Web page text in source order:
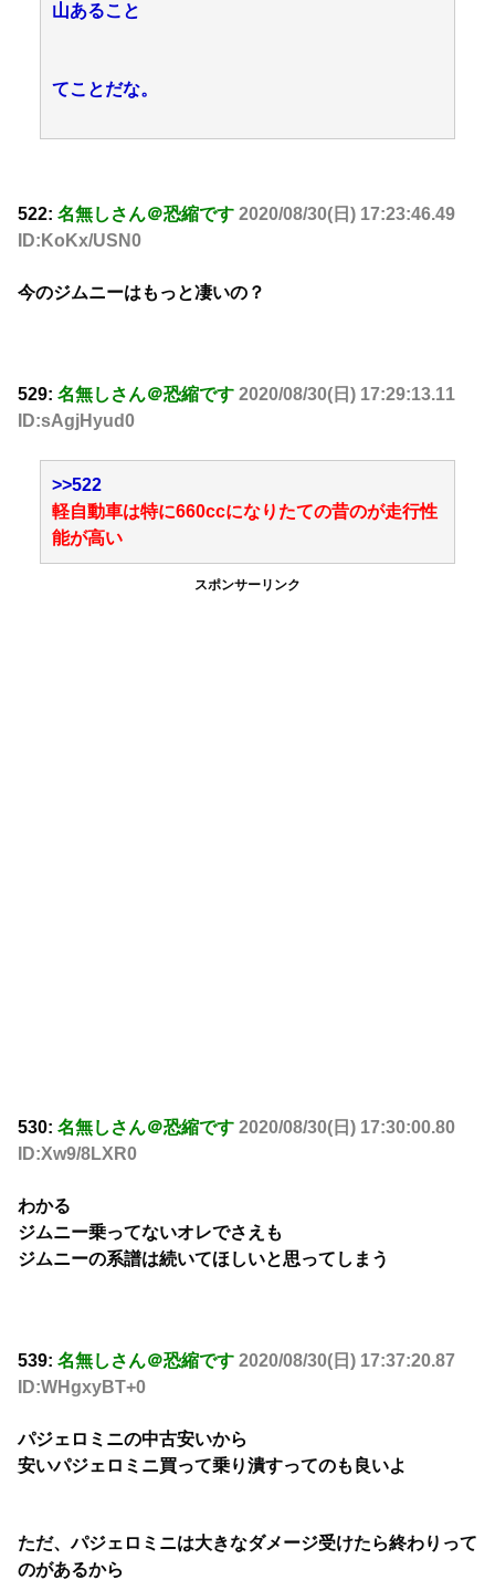
山あること
てことだな。
522: 名無しさん＠恐縮です 2020/08/30(日) 17:23:46.49
ID:KoKx/USN0
今のジムニーはもっと凄いの？
529: 名無しさん＠恐縮です 2020/08/30(日) 17:29:13.11
ID:sAgjHyud0
>>522
軽自動車は特に660ccになりたての昔のが走行性
能が高い
スポンサーリンク
530: 名無しさん＠恐縮です 2020/08/30(日) 17:30:00.80
ID:Xw9/8LXR0
わかる
ジムニー乗ってないオレでさえも
ジムニーの系譜は続いてほしいと思ってしまう
539: 名無しさん＠恐縮です 2020/08/30(日) 17:37:20.87
ID:WHgxyBT+0
パジェロミニの中古安いから
安いパジェロミニ買って乗り潰すってのも良いよ
ただ、パジェロミニは大きなダメージ受けたら終わりって
のがあるから